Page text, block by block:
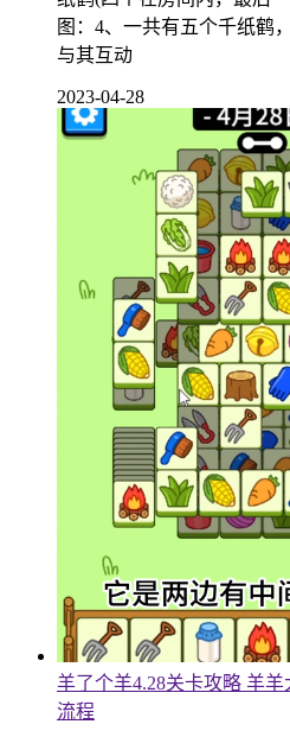
图：4、一共有五个千纸鹤
与其互动
2023-04-28
羊了个羊4.28关卡攻略 羊
流程